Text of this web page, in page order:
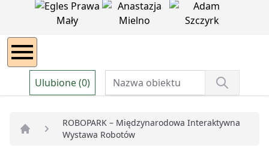
Ulubione (0)
Strona główna
ROBOPARK – Międzynarodowa Interaktywna
Wystawa Robotów